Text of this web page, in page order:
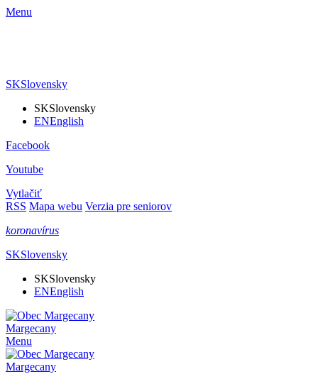
Menu
SKSlovensky
SKSlovensky
ENEnglish
Facebook
Youtube
Vytlačiť
RSS Mapa webu Verzia pre seniorov
koronavírus
SKSlovensky
SKSlovensky
ENEnglish
Margecany
Menu
Margecany